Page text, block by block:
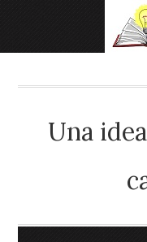
Una